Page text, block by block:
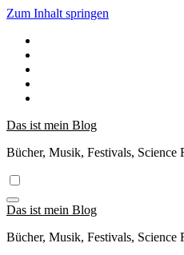
Zum Inhalt springen
Das ist mein Blog
Bücher, Musik, Festivals, Science
Das ist mein Blog
Bücher, Musik, Festivals, Science